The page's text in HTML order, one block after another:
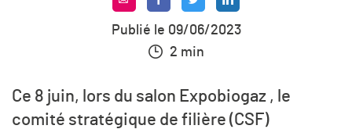
Publié le 09/06/2023
2 min
Ce 8 juin, lors du salon Expobiogaz , le
comité stratégique de filière (CSF)